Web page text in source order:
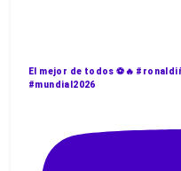
El mejor de todos ⚽️🔥
#mundial2026